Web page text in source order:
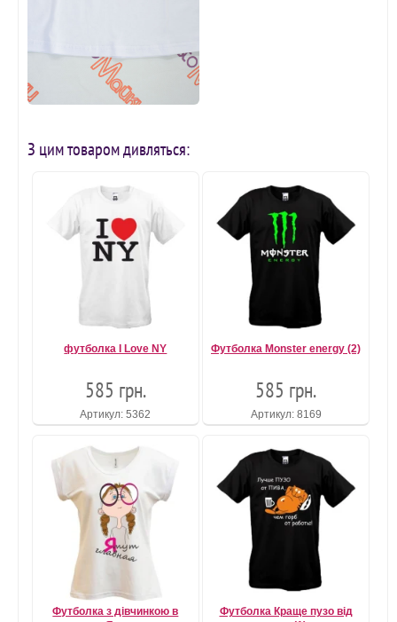
З цим товаром дивляться:
футболка I Love NY
585 грн.
Артикул: 5362
Футболка Monster energy (2)
585 грн.
Артикул: 8169
Футболка з дівчинкою в
Футболка Краще пузо від